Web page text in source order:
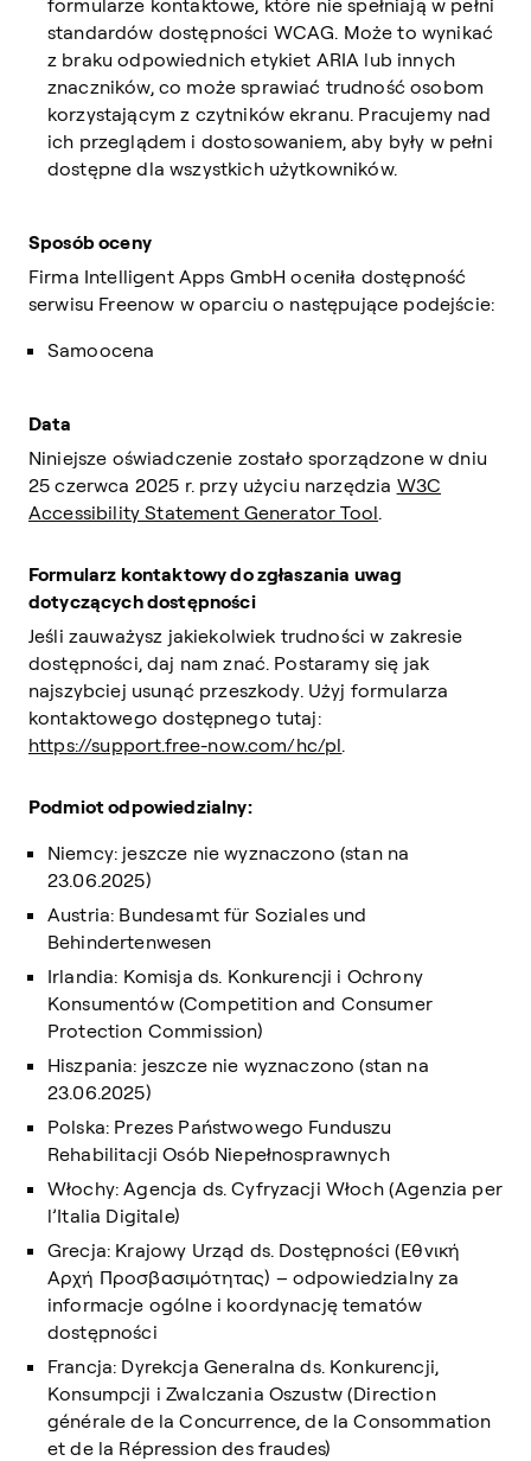
formularze kontaktowe, które nie spełniają w pełni
standardów dostępności WCAG. Może to wynikać
z braku odpowiednich etykiet ARIA lub innych
znaczników, co może sprawiać trudność osobom
korzystającym z czytników ekranu. Pracujemy nad
ich przeglądem i dostosowaniem, aby były w pełni
dostępne dla wszystkich użytkowników.
Sposób oceny
Firma Intelligent Apps GmbH oceniła dostępność
serwisu Freenow w oparciu o następujące podejście:
Samoocena
Data
Niniejsze oświadczenie zostało sporządzone w dniu
25 czerwca 2025 r. przy użyciu narzędzia W3C
Accessibility Statement Generator Tool.
Formularz kontaktowy do zgłaszania uwag
dotyczących dostępności
Jeśli zauważysz jakiekolwiek trudności w zakresie
dostępności, daj nam znać. Postaramy się jak
najszybciej usunąć przeszkody. Użyj formularza
kontaktowego dostępnego tutaj:
https://support.free-now.com/hc/pl.
Podmiot odpowiedzialny:
Niemcy: jeszcze nie wyznaczono (stan na
23.06.2025)
Austria: Bundesamt für Soziales und
Behindertenwesen
Irlandia: Komisja ds. Konkurencji i Ochrony
Konsumentów (Competition and Consumer
Protection Commission)
Hiszpania: jeszcze nie wyznaczono (stan na
23.06.2025)
Polska: Prezes Państwowego Funduszu
Rehabilitacji Osób Niepełnosprawnych
Włochy: Agencja ds. Cyfryzacji Włoch (Agenzia per
l’Italia Digitale)
Grecja: Krajowy Urząd ds. Dostępności (Εθνική
Αρχή Προσβασιμότητας) – odpowiedzialny za
informacje ogólne i koordynację tematów
dostępności
Francja: Dyrekcja Generalna ds. Konkurencji,
Konsumpcji i Zwalczania Oszustw (Direction
générale de la Concurrence, de la Consommation
et de la Répression des fraudes)